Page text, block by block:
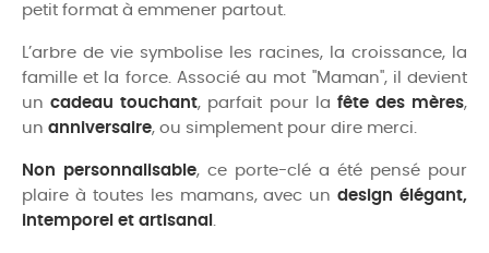
petit format à emmener partout.
L’arbre de vie symbolise les racines, la croissance, la
famille et la force. Associé au mot "Maman", il devient
uncadeau touchant, parfait pour la fête des mères,
un anniversaire, ou simplement pour dire merci.
Non personnalisable, ce porte-clé a été pensé pour
plaire à toutes les mamans, avec undesign élégant,
intemporel et artisanal